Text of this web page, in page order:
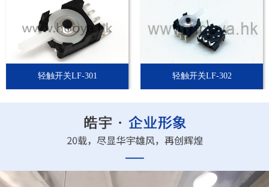
轻触开关LF-301 轻触开关LF-302